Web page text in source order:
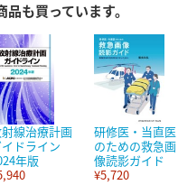
も買っています。
線治療計画
ドライン
年版
研修医・当直医
のための救急画
像読影ガイド
¥5,720